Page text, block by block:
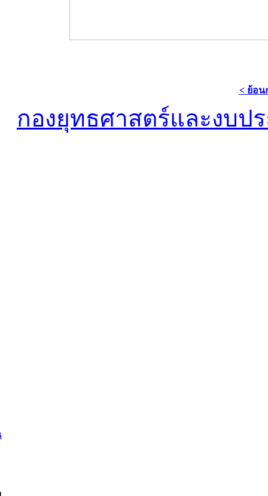
< ย้อน
กองยุทธศาสตร์และงบป